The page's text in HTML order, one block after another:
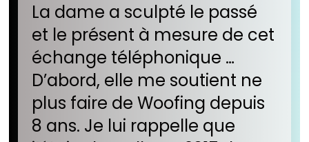
La dame a sculpté le passé
et le présent à mesure de cet
échange téléphonique …
D’abord, elle me soutient ne
plus faire de Woofing depuis
8 ans. Je lui rappelle que